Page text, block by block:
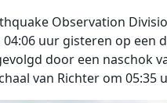
Observation
uur gisteren op een
door een naschok
van Richter om 05:35